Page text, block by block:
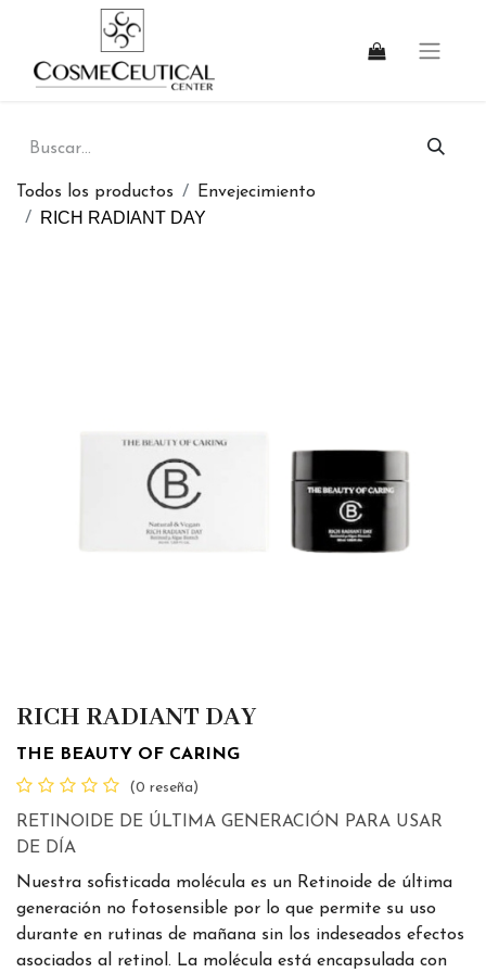
Todos los productos Envejecimiento
RICH RADIANT DAY
RICH RADIANT DAY
THE BEAUTY OF CARING
(0 reseña)
RETINOIDE DE ÚLTIMA GENERACIÓN PARA USAR
DE DÍA
Nuestra sofisticada molécula es un Retinoide de última
generación no fotosensible por lo que permite su uso
durante en rutinas de mañana sin los indeseados efectos
asociados al retinol. La molécula está encapsulada con